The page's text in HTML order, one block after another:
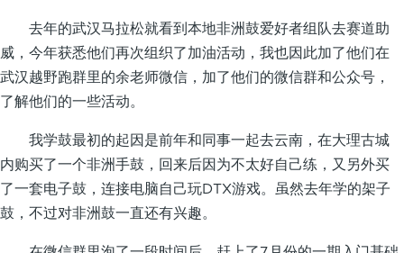
去年的武汉马拉松就看到本地非洲鼓爱好者组队去赛道助
威，今年获悉他们再次组织了加油活动，我也因此加了他们在
武汉越野跑群里的余老师微信，加了他们的微信群和公众号，
了解他们的一些活动。
我学鼓最初的起因是前年和同事一起去云南，在大理古城
内购买了一个非洲手鼓，回来后因为不太好自己练，又另外买
了一套电子鼓，连接电脑自己玩DTX游戏。虽然去年学的架子
鼓，不过对非洲鼓一直还有兴趣。